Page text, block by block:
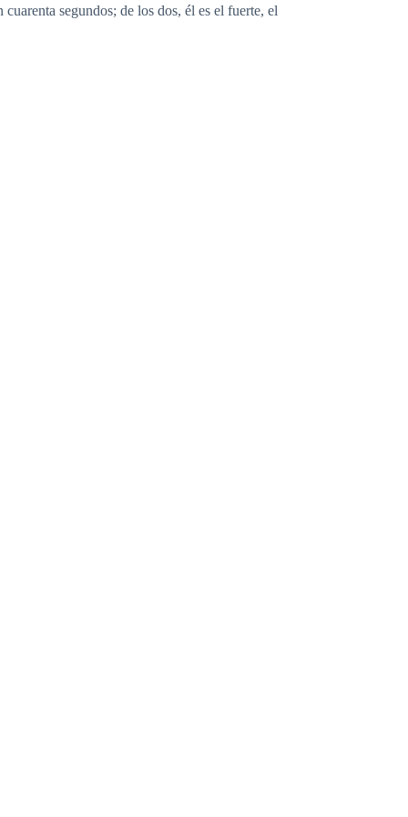
segundos; de los dos, él es el fuerte, el
al gimnasio. Yo, por el contrario, soy mucho más